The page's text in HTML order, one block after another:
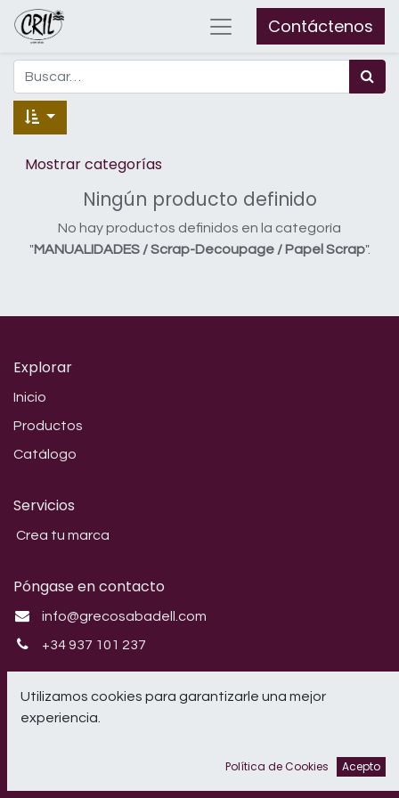
Contáctenos
Mostrar categorías
Ningún producto definido
No hay productos definidos en la categoría
"MANUALIDADES / Scrap-Decoupage / Papel Scrap".
Explorar
Inicio
Productos
Catálogo
Servicios
Crea tu marca
Póngase en contacto
info@grecosabadell.com
+34 937 101 237
Síganos
Instagram
Utilizamos cookies para garantizarle una mejor
experiencia.
Política de Cookies Acepto